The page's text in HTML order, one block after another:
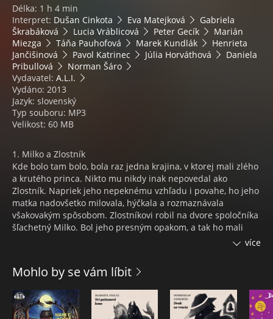
Délka: 1 h 4 min
Interpret: Dušan Cinkota Eva Matejková
Gabriela
Škrabáková
Lucia Vráblicová Peter Gecík
Marián
Miezga
Táňa Pauhofová Marek Kundlák
Henrieta
Jančišinová
Pavol Katrinec Júlia Horváthová
Daniela
Pribullová
Norman Šáro
Vydavatel: A.L.I.
Vydáno: 2013
Jazyk: slovenský
Typ souboru: MP3
Velikost: 60 MB
1. Milko a Zlostník
Kde bolo tam bolo, bola raz jedna krajina, v ktorej mali zlého
a krutého princa. Nikto mu nikdy inak nepovedal ako
Zlostník. Napriek jeho nepeknému vzhľadu i povahe, ho jeho
matka nadovšetko milovala, hýčkala a rozmaznávala
všakovakým spôsobom. Zlostníkovi robil na dvore spoločníka
šľachetný Milko. Bol jeho presným opakom, a tak ho mali
všetci veľmi radi. Zlostník mu závidel jeho krásny vzhľad i
sa dozviete v našej rozprávke.
Účinkujú:
Víla Dobruška: Gabriela Škrabáková
více
Mohlo by se vám líbit